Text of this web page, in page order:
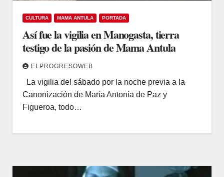
CULTURA MAMA ANTULA PORTADA
Así fue la vigilia en Manogasta, tierra
testigo de la pasión de Mama Antula
ELPROGRESOWEB
La vigilia del sábado por la noche previa a la
Canonización de María Antonia de Paz y
Figueroa, todo…